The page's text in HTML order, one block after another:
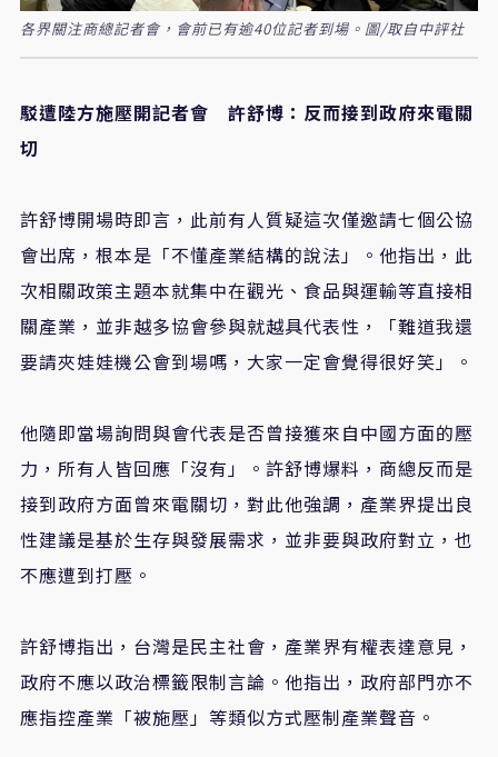
各界關注商總記者會，會前已有逾40位記者到場。圖/取自中評社
駁遭陸方施壓開記者會 許舒博：反而接到政府來電關
切
許舒博開場時即言，此前有人質疑這次僅邀請七個公協
會出席，根本是「不懂產業結構的說法」。他指出，此
次相關政策主題本就集中在觀光、食品與運輸等直接相
關產業，並非越多協會參與就越具代表性，「難道我還
要請夾娃娃機公會到場嗎，大家一定會覺得很好笑」。
他隨即當場詢問與會代表是否曾接獲來自中國方面的壓
力，所有人皆回應「沒有」。許舒博爆料，商總反而是
接到政府方面曾來電關切，對此他強調，產業界提出良
性建議是基於生存與發展需求，並非要與政府對立，也
不應遭到打壓。
許舒博指出，台灣是民主社會，產業界有權表達意見，
政府不應以政治標籤限制言論。他指出，政府部門亦不
應指控產業「被施壓」等類似方式壓制產業聲音。